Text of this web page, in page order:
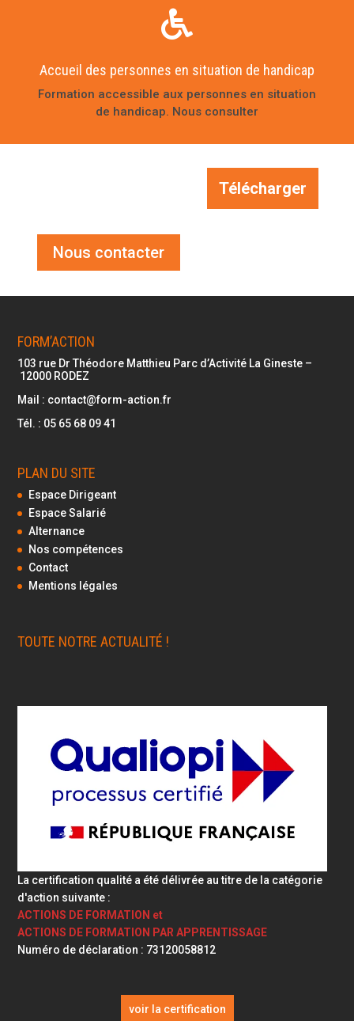

Accueil des personnes en situation de handicap
Formation accessible aux personnes en situation
de handicap. Nous consulter
Télécharger
Nous contacter
FORM’ACTION
103 rue Dr Théodore Matthieu Parc d’Activité La Gineste –
12000 RODEZ
Mail : contact@form-action.fr
Tél. : 05 65 68 09 41
PLAN DU SITE
Espace Dirigeant
Espace Salarié
Alternance
Nos compétences
Contact
Mentions légales
TOUTE NOTRE ACTUALITÉ !
La certification qualité a été délivrée au titre de la catégorie
d'action suivante :
ACTIONS DE FORMATION et
ACTIONS DE FORMATION PAR APPRENTISSAGE
Numéro de déclaration : 73120058812
voir la certification